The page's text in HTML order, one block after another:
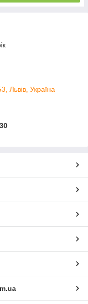
Львів, Україна